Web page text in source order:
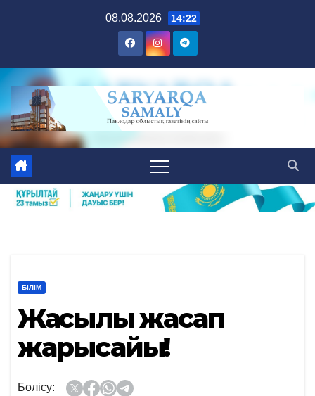
08.08.2026 14:22
БІЛІМ
Жақсылық жасап
жарысайық!
Бөлісу: